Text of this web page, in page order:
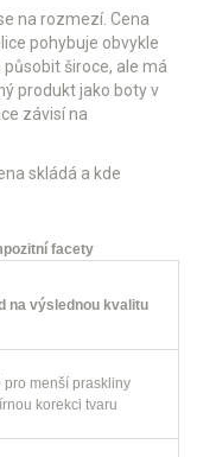
na rozmezí. Cena
pohybuje obvykle
široce, ale má
produkt jako boty v
závisí na
skládá a kde
facety
na výslednou kvalitu
pro menší praskliny
korekci tvaru